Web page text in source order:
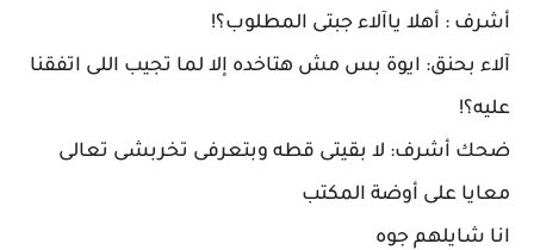
أشرف : أهلا ياآلاء جبتى المطلوب؟!
آلاء بحنق: ايوة بس مش هتاخده إلا لما تجيب اللى اتفقنا
عليه؟!
ضحك أشرف: لا بقيتى قطه وبتعرفى تخربشى تعالى
معايا على أوضة المكتب
انا شايلهم جوه